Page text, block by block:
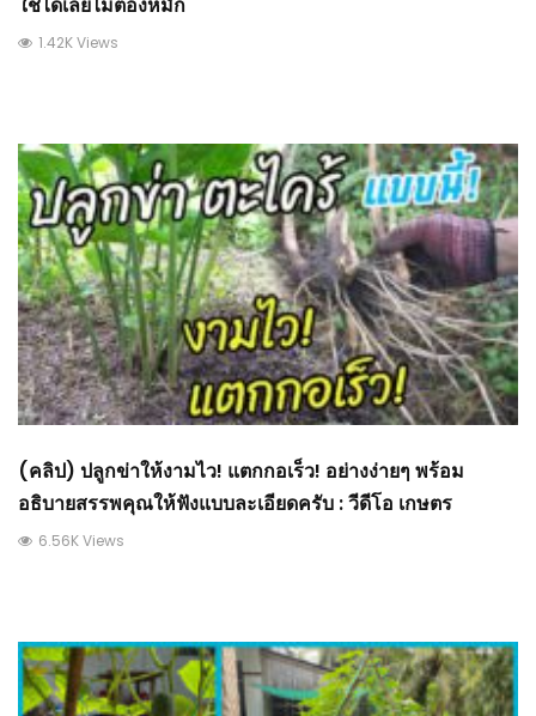
ใช้ได้เลยไม่ต้องหมัก
1.42K Views
(คลิป) ปลูกข่าให้งามไว! แตกกอเร็ว! อย่างง่ายๆ พร้อม
อธิบายสรรพคุณให้ฟังแบบละเอียดครับ : วีดีโอ เกษตร
6.56K Views